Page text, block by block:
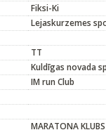
Fiksi-Ki
Lejaskurzemes
TT
Kuldīgas novada
IM run Club
MARATONA KLUBS